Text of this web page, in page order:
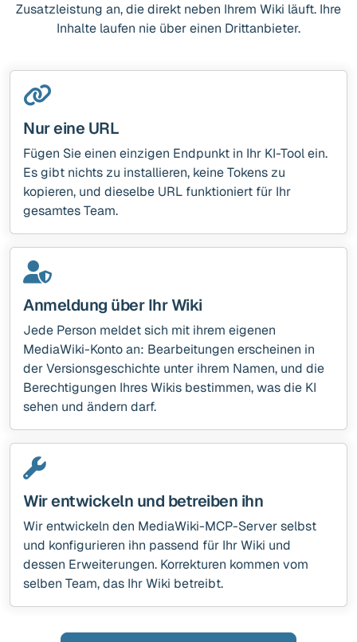
Zusatzleistung an, die direkt neben Ihrem Wiki läuft. Ihre
Inhalte laufen nie über einen Drittanbieter.
Nur eine URL
Fügen Sie einen einzigen Endpunkt in Ihr KI-Tool ein.
Es gibt nichts zu installieren, keine Tokens zu
kopieren, und dieselbe URL funktioniert für Ihr
gesamtes Team.
Anmeldung über Ihr Wiki
Jede Person meldet sich mit ihrem eigenen
MediaWiki-Konto an: Bearbeitungen erscheinen in
der Versionsgeschichte unter ihrem Namen, und die
Berechtigungen Ihres Wikis bestimmen, was die KI
sehen und ändern darf.
Wir entwickeln und betreiben ihn
Wir entwickeln den MediaWiki-MCP-Server selbst
und konfigurieren ihn passend für Ihr Wiki und
dessen Erweiterungen. Korrekturen kommen vom
selben Team, das Ihr Wiki betreibt.